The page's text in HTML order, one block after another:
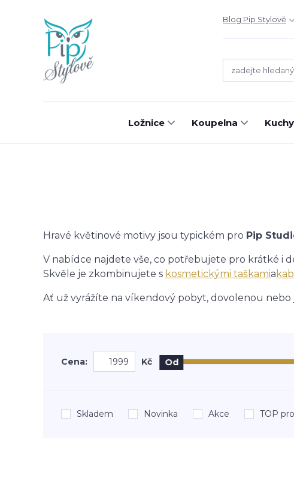
Blog Pip Stylově
Ložnice Koupelna
Hravé květinové motivy jsou typickém pro Pip
V nabídce najdete vše, co potřebujete pro krátké i
Skvěle je zkombinujete s kosmetickými taškamia
Ať už vyrážíte na víkendový pobyt, dovolenou nebo
Cena: Kč Od
Skladem Novinka Akce TOP